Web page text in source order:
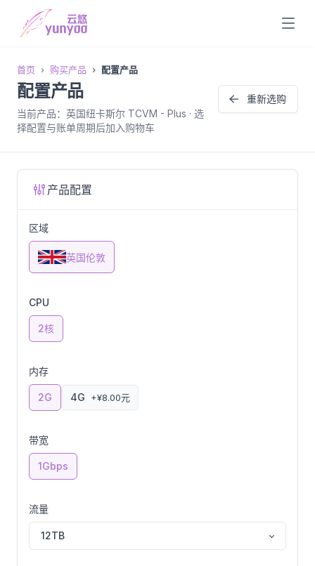
首页 购买产品 配置产品
配置产品
当前产品：英国纽卡斯尔 TCVM - Plus · 选
择配置与账单周期后加入购物车
重新选购
产品配置
区域
英国伦敦
CPU
2核
内存
2G 4G +¥8.00元
带宽
1Gbps
流量
12TB